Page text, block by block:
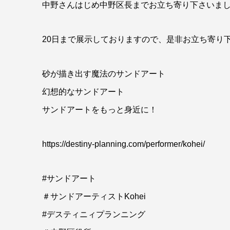
中野さんはじめ中野区長までお立ち寄り下さいまし
20日まで展示しておりますので、是非お立ち寄り
砂が描き出す魔法のサンドアート
幻想的なサンドアート
サンドアートをもっと身近に！
https://destiny-planning.com/performer/kohei/
#サンドアート
＃サンドアーティストKohei
#デスティニィプランニング